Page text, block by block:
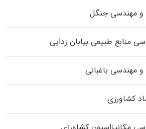
و مهندسی جنگل
منابع طبیعی بیابان زدایی
مهندسی باغبانی
کشاورزی